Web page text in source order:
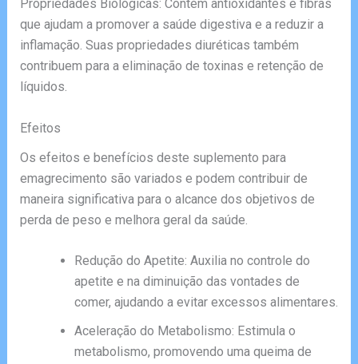
Propriedades Biológicas: Contém antioxidantes e fibras
que ajudam a promover a saúde digestiva e a reduzir a
inflamação. Suas propriedades diuréticas também
contribuem para a eliminação de toxinas e retenção de
líquidos.
Efeitos
Os efeitos e benefícios deste suplemento para
emagrecimento são variados e podem contribuir de
maneira significativa para o alcance dos objetivos de
perda de peso e melhora geral da saúde.
Redução do Apetite: Auxilia no controle do
apetite e na diminuição das vontades de
comer, ajudando a evitar excessos alimentares.
Aceleração do Metabolismo: Estimula o
metabolismo, promovendo uma queima de